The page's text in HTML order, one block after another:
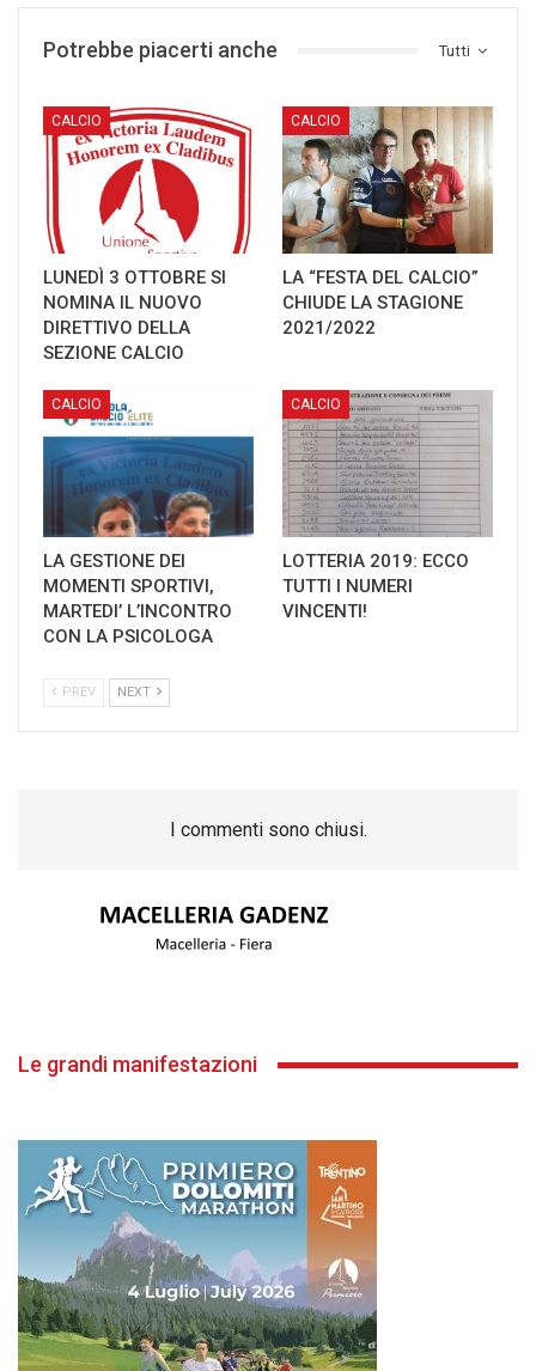
Tutti
Potrebbe piacerti anche
CALCIO
LUNEDÌ 3 OTTOBRE SI
NOMINA IL NUOVO
DIRETTIVO DELLA
SEZIONE CALCIO
CALCIO
LA “FESTA DEL CALCIO”
CHIUDE LA STAGIONE
2021/2022
CALCIO
LA GESTIONE DEI
MOMENTI SPORTIVI,
MARTEDI’ L’INCONTRO
CON LA PSICOLOGA
CALCIO
LOTTERIA 2019: ECCO
TUTTI I NUMERI
VINCENTI!
PREV NEXT
I commenti sono chiusi.
Le grandi manifestazioni